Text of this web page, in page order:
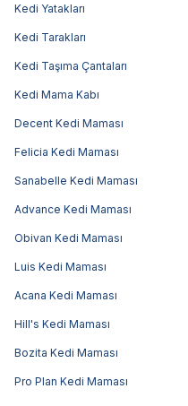
Kedi Yatakları
Kedi Tarakları
Kedi Taşıma Çantaları
Kedi Mama Kabı
Decent Kedi Maması
Felicia Kedi Maması
Sanabelle Kedi Maması
Advance Kedi Maması
Obivan Kedi Maması
Luis Kedi Maması
Acana Kedi Maması
Hill's Kedi Maması
Bozita Kedi Maması
Pro Plan Kedi Maması